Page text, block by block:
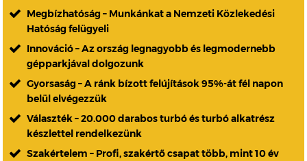
Megbízhatóság – Munkánkat a Nemzeti Közlekedési
Hatóság felügyeli
Innováció – Az ország legnagyobb és legmodernebb
gépparkjával dolgozunk
Gyorsaság – A ránk bízott felújítások 95%-át fél napon
belül elvégezzük
Választék – 20.000 darabos turbó és turbó alkatrész
készlettel rendelkezünk
Szakértelem – Profi, szakértő csapat több, mint 10 év